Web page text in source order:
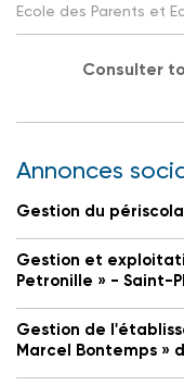
Ecole des Parents et
Consulter
Annonces
Gestion du
Gestion et
Petronille » - Saint-
Gestion de
Marcel Bontemps »